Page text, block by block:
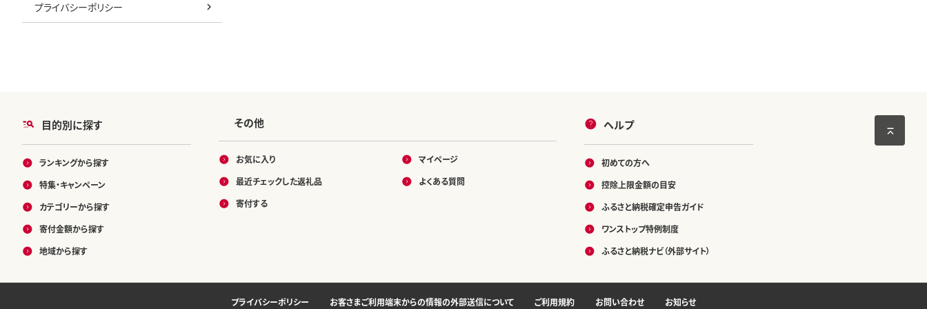
プライバシーポリシー
目的別に探す
ランキングから探す
特集・キャンペーン
カテゴリーから探す
寄付金額から探す
地域から探す
その他
お気に入り
最近チェックした返礼品
寄付する
マイページ
よくある質問
ヘルプ
初めての方へ
控除上限金額の目安
ふるさと納税確定申告ガイド
ワンストップ特例制度
ふるさと納税ナビ（外部サイト）
プライバシーポリシー お客さまご利用端末からの情報の外部送信について ご利用規約 お問い合わせ お知らせ